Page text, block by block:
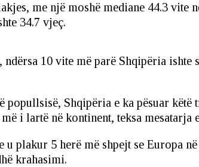
me një moshë mediane 44.3 vite
34.7 vjeç.
10 vite më parë Shqipëria
popullsisë, Shqipëria e ka pësuar
i lartë në kontinent, teksa mesatarja
plakur 5 herë më shpejt se Europa
krahasimi.